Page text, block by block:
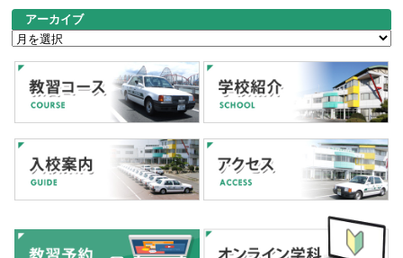
アーカイブ